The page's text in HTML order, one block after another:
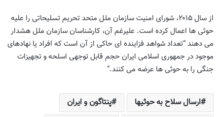
از سال ۲۰۱۵، شورای امنیت سازمان ملل متحد تحریم تسلیحاتی را علیه
حوثی ها اعمال کرده است. علیرغم آن، کارشناسان سازمان ملل هشدار
می دهند “تعداد شواهد فزاینده ای حاکی از آن است که افراد یا نهادهای
موجود در جمهوری اسلامی ایران حجم قابل توجهی اسلحه و تجهیزات
جنگی را به حوثی ها عرضه می کنند.”
ارسال سلاح به حوثیها
پنتاگون و ایران